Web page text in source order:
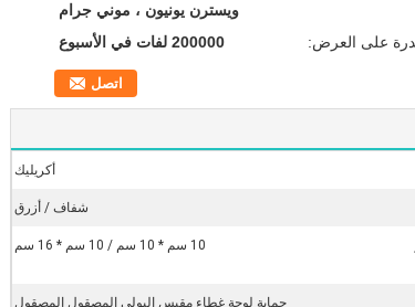
ويسترن يونيون ، موني جرام
على العرض:
200000 لفات في الأسبوع
اتصل
أكريليك
شفاف / أزرق
10 سم * 10 سم / 10 سم * 16 سم
حماية لوحة غطاء مقبس البولي المصقول المصقول